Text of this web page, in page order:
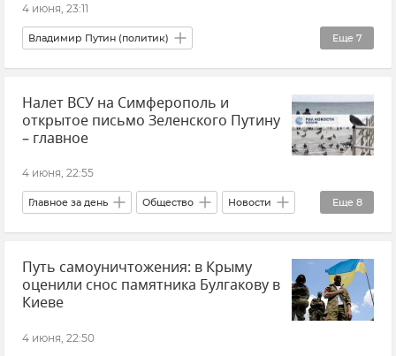
4 июня, 23:11
Еще 7
Владимир Путин (политик)
Шавкат Мирзиеев Узбекистан Россия
Новости АЭС Атомная энергетика
Новости
Налет ВСУ на Симферополь и
открытое письмо Зеленского Путину
– главное
4 июня, 22:55
Еще 8
Главное за день Общество Новости
Крым Украина Россия В мире
Политика Атаки ВСУ Севастополь
Топливо
Путь самоуничтожения: в Крыму
оценили снос памятника Булгакову в
Киеве
4 июня, 22:50